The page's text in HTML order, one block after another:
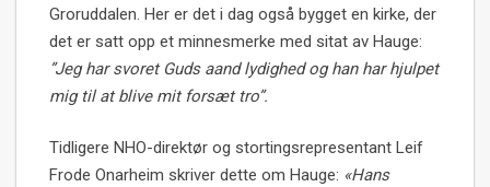
Groruddalen. Her er det i dag også bygget en kirke, der
det er satt opp et minnesmerke med sitat av Hauge:
”Jeg har svoret Guds aand lydighed og han har hjulpet
mig til at blive mit forsæt tro”.
Tidligere NHO-direktør og stortingsrepresentant Leif
Frode Onarheim skriver dette om Hauge: «Hans